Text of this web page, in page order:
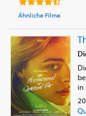
Ähnliche Filme
in